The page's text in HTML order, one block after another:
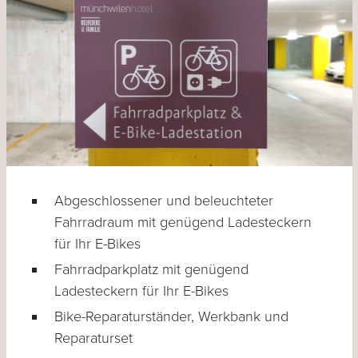
Abgeschlossener und beleuchteter
Fahrradraum mit genügend Ladesteckern
für Ihr E-Bikes
Fahrradparkplatz mit genügend
Ladesteckern für Ihr E-Bikes
Bike-Reparaturständer, Werkbank und
Reparaturset